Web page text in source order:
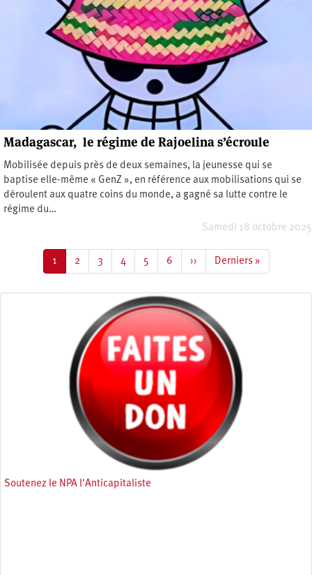
Madagascar, le régime de Rajoelina s’écroule
Mobilisée depuis près de deux semaines, la jeunesse qui se
baptise elle-même « GenZ », en référence aux mobilisations qui se
déroulent aux quatre coins du monde, a gagné sa lutte contre le
régime du…
Samedi 18 octobre 2025
Page
courante
1 Page
2 Page
3 Page
4 Page
5 Page
6
Page
suivante
››
Dernière
page
Derniers »
Soutenez le NPA l'Anticapitaliste